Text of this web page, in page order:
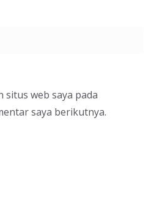
situs web saya pada
saya berikutnya.